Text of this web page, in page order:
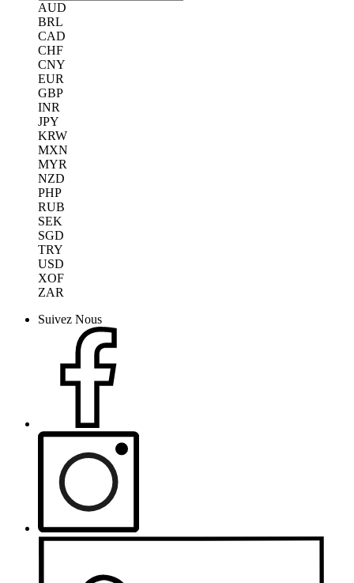
AUD
BRL
CAD
CHF
CNY
EUR
GBP
INR
JPY
KRW
MXN
MYR
NZD
PHP
RUB
SEK
SGD
TRY
USD
XOF
ZAR
Suivez Nous